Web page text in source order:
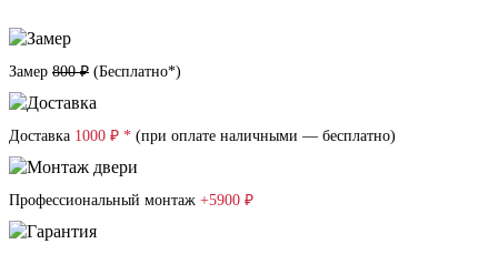
Замер 800 ₽ (Бесплатно*)
Доставка 1000 ₽ * (при оплате наличными — бесплатно)
Профессиональный монтаж +5900 ₽